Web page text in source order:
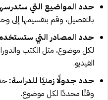
حدد المواضيع التي
بالتفصيل، وقم بتقسيمها إلى
حدد المصادر التي
لكل موضوع، مثل الكتب
الفيديو.
حدد جدولًا زمنيًا للدراسة:
وقتًا محددًا لكل موضوع.